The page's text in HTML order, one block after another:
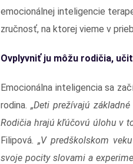
emocionálnej inteligencie
zručnosť, na ktorej vieme v
Ovplyvniť ju môžu rodičia,
Emocionálna inteligencia sa
rodina. „Deti prežívajú
Rodičia hrajú kľúčovú úlohu v
Filipová. „V predškolskom
svoje pocity slovami a